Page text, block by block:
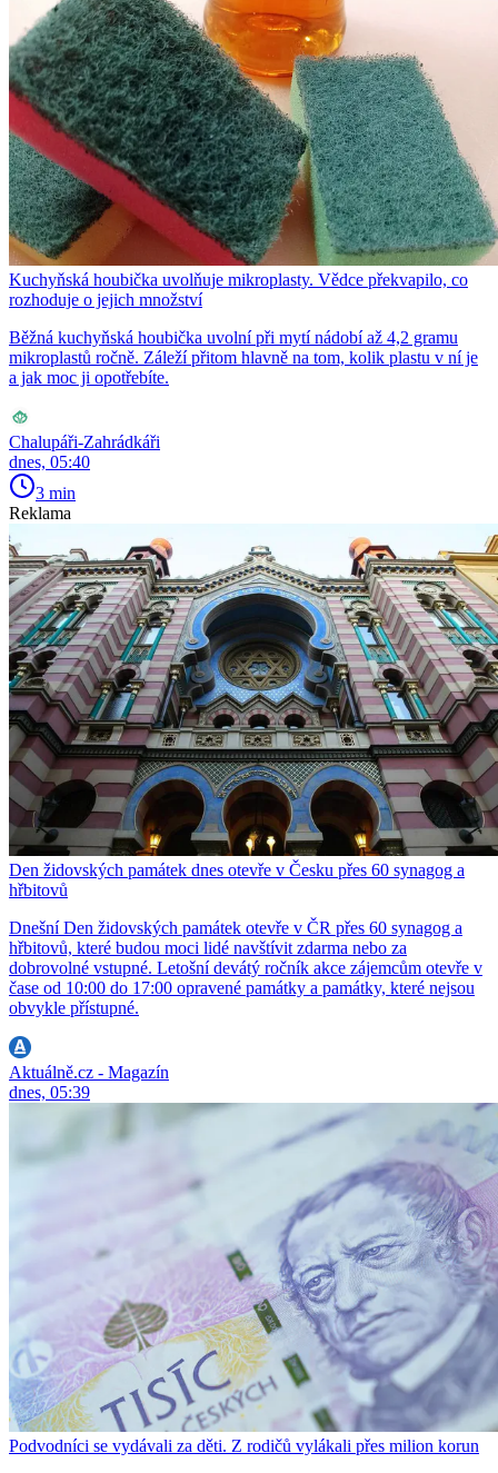
Kuchyňská houbička uvolňuje mikroplasty. Vědce překvapilo, co
rozhoduje o jejich množství
Běžná kuchyňská houbička uvolní při mytí nádobí až 4,2 gramu
mikroplastů ročně. Záleží přitom hlavně na tom, kolik plastu v ní je
a jak moc ji opotřebíte.
Chalupáři-Zahrádkáři
dnes, 05:40
3 min
Reklama
Den židovských památek dnes otevře v Česku přes 60 synagog a
hřbitovů
Dnešní Den židovských památek otevře v ČR přes 60 synagog a
hřbitovů, které budou moci lidé navštívit zdarma nebo za
dobrovolné vstupné. Letošní devátý ročník akce zájemcům otevře v
čase od 10:00 do 17:00 opravené památky a památky, které nejsou
obvykle přístupné.
Aktuálně.cz - Magazín
dnes, 05:39
Podvodníci se vydávali za děti. Z rodičů vylákali přes milion korun